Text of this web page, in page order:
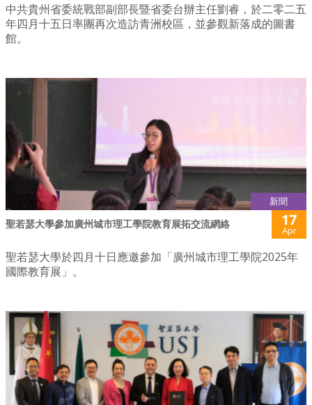
中共貴州省委統戰部副部長暨省委台辦主任劉睿，於二零二五
年四月十五日率團再次造訪青洲校區，並參觀新落成的圖書
館。
新聞
聖若瑟大學參加廣州城市理工學院教育展拓交流網絡 17
Apr
聖若瑟大學於四月十日應邀參加「廣州城市理工學院2025年
國際教育展」。